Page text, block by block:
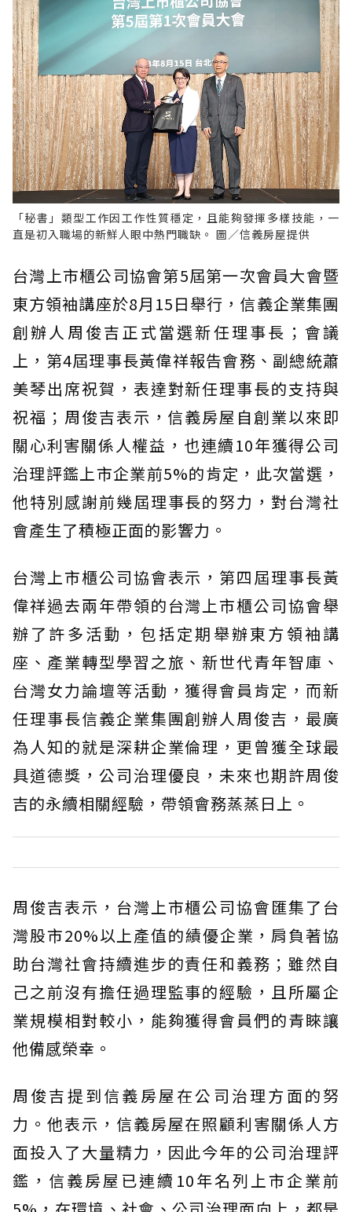
「秘書」類型工作因工作性質穩定，且能夠發揮多樣技能，一
直是初入職場的新鮮人眼中熱門職缺。 圖／信義房屋提供
台灣上市櫃公司協會第5屆第一次會員大會暨
東方領袖講座於8月15日舉行，信義企業集團
創辦人周俊吉正式當選新任理事長；會議
上，第4屆理事長黃偉祥報告會務、副總統蕭
美琴出席祝賀，表達對新任理事長的支持與
祝福；周俊吉表示，信義房屋自創業以來即
關心利害關係人權益，也連續10年獲得公司
治理評鑑上市企業前5%的肯定，此次當選，
他特別感謝前幾屆理事長的努力，對台灣社
會產生了積極正面的影響力。
台灣上市櫃公司協會表示，第四屆理事長黃
偉祥過去兩年帶領的台灣上市櫃公司協會舉
辦了許多活動，包括定期舉辦東方領袖講
座、產業轉型學習之旅、新世代青年智庫、
台灣女力論壇等活動，獲得會員肯定，而新
任理事長信義企業集團創辦人周俊吉，最廣
為人知的就是深耕企業倫理，更曾獲全球最
具道德獎，公司治理優良，未來也期許周俊
吉的永續相關經驗，帶領會務蒸蒸日上。
周俊吉表示，台灣上市櫃公司協會匯集了台
灣股市20%以上產值的績優企業，肩負著協
助台灣社會持續進步的責任和義務；雖然自
己之前沒有擔任過理監事的經驗，且所屬企
業規模相對較小，能夠獲得會員們的青睞讓
他備感榮幸。
周俊吉提到信義房屋在公司治理方面的努
力。他表示，信義房屋在照顧利害關係人方
面投入了大量精力，因此今年的公司治理評
鑑，信義房屋已連續10年名列上市企業前